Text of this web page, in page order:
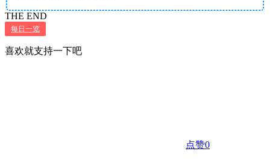
THE END
每日一览
喜欢就支持一下吧
点赞0